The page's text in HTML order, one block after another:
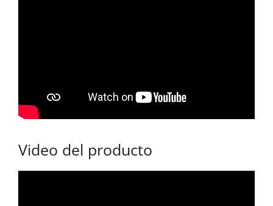
Video del producto